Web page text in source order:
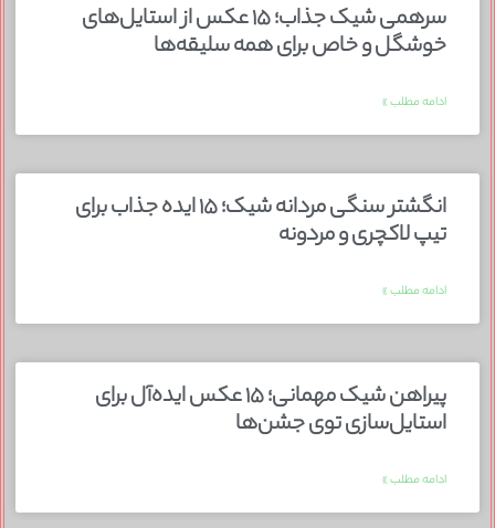
سرهمی شیک جذاب؛ ۱۵ عکس از استایل‌های
خوشگل و خاص برای همه سلیقه‌ها
ادامه مطلب »
انگشتر سنگی مردانه شیک؛ ۱۵ ایده جذاب برای
تیپ لاکچری و مردونه
ادامه مطلب »
پیراهن شیک مهمانی؛ ۱۵ عکس ایده‌آل برای
استایل‌سازی توی جشن‌ها
ادامه مطلب »